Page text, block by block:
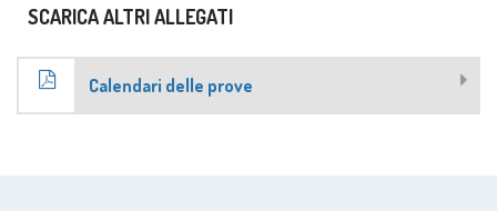
SCARICA ALTRI ALLEGATI
Calendari delle prove